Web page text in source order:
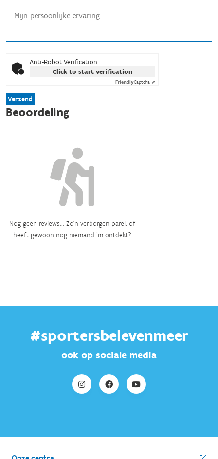
Anti-Robot Verification
Click to start verification
FriendlyCaptcha ⇗
Verzend
Beoordeling
Nog geen reviews... Zo’n verborgen parel, of
heeft gewoon nog niemand ‘m ontdekt?
#sportersbelevenmeer
ook op sociale media